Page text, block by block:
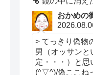
おかめの
> てっきり偽物
男（オッサンと
定・・・）と思
(^▽^)/偽ここね